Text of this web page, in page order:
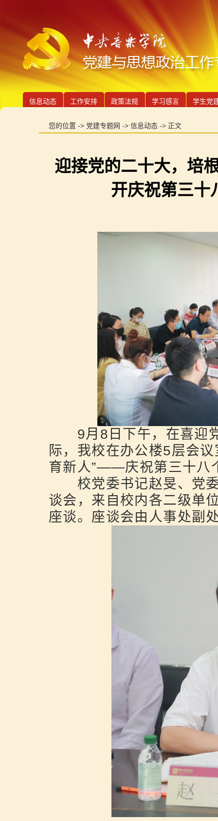
信息动态 工作安排 政策法规 学习感言 学生党
您的位置 -> 党建专题网 -> 信息动态 -> 正文
迎接党的二十大，培
开庆祝第三十
9月8日下午，在喜迎党
际，我校在办公楼5层会
育新人”——庆祝第三十八
校党委书记赵旻、党委
谈会，来自校内各二级单
座谈。座谈会由人事处副